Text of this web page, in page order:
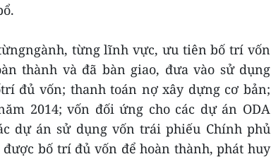
từng lĩnh vực, ưu tiên bố trí vốn
thành và đã bàn giao, đưa vào sử dụng
đủ vốn; thanh toán nợ xây dựng cơ bản;
2014; vốn đối ứng cho các dự án ODA
dự án sử dụng vốn trái phiếu Chính phủ
bố trí đủ vốn để hoàn thành, phát huy